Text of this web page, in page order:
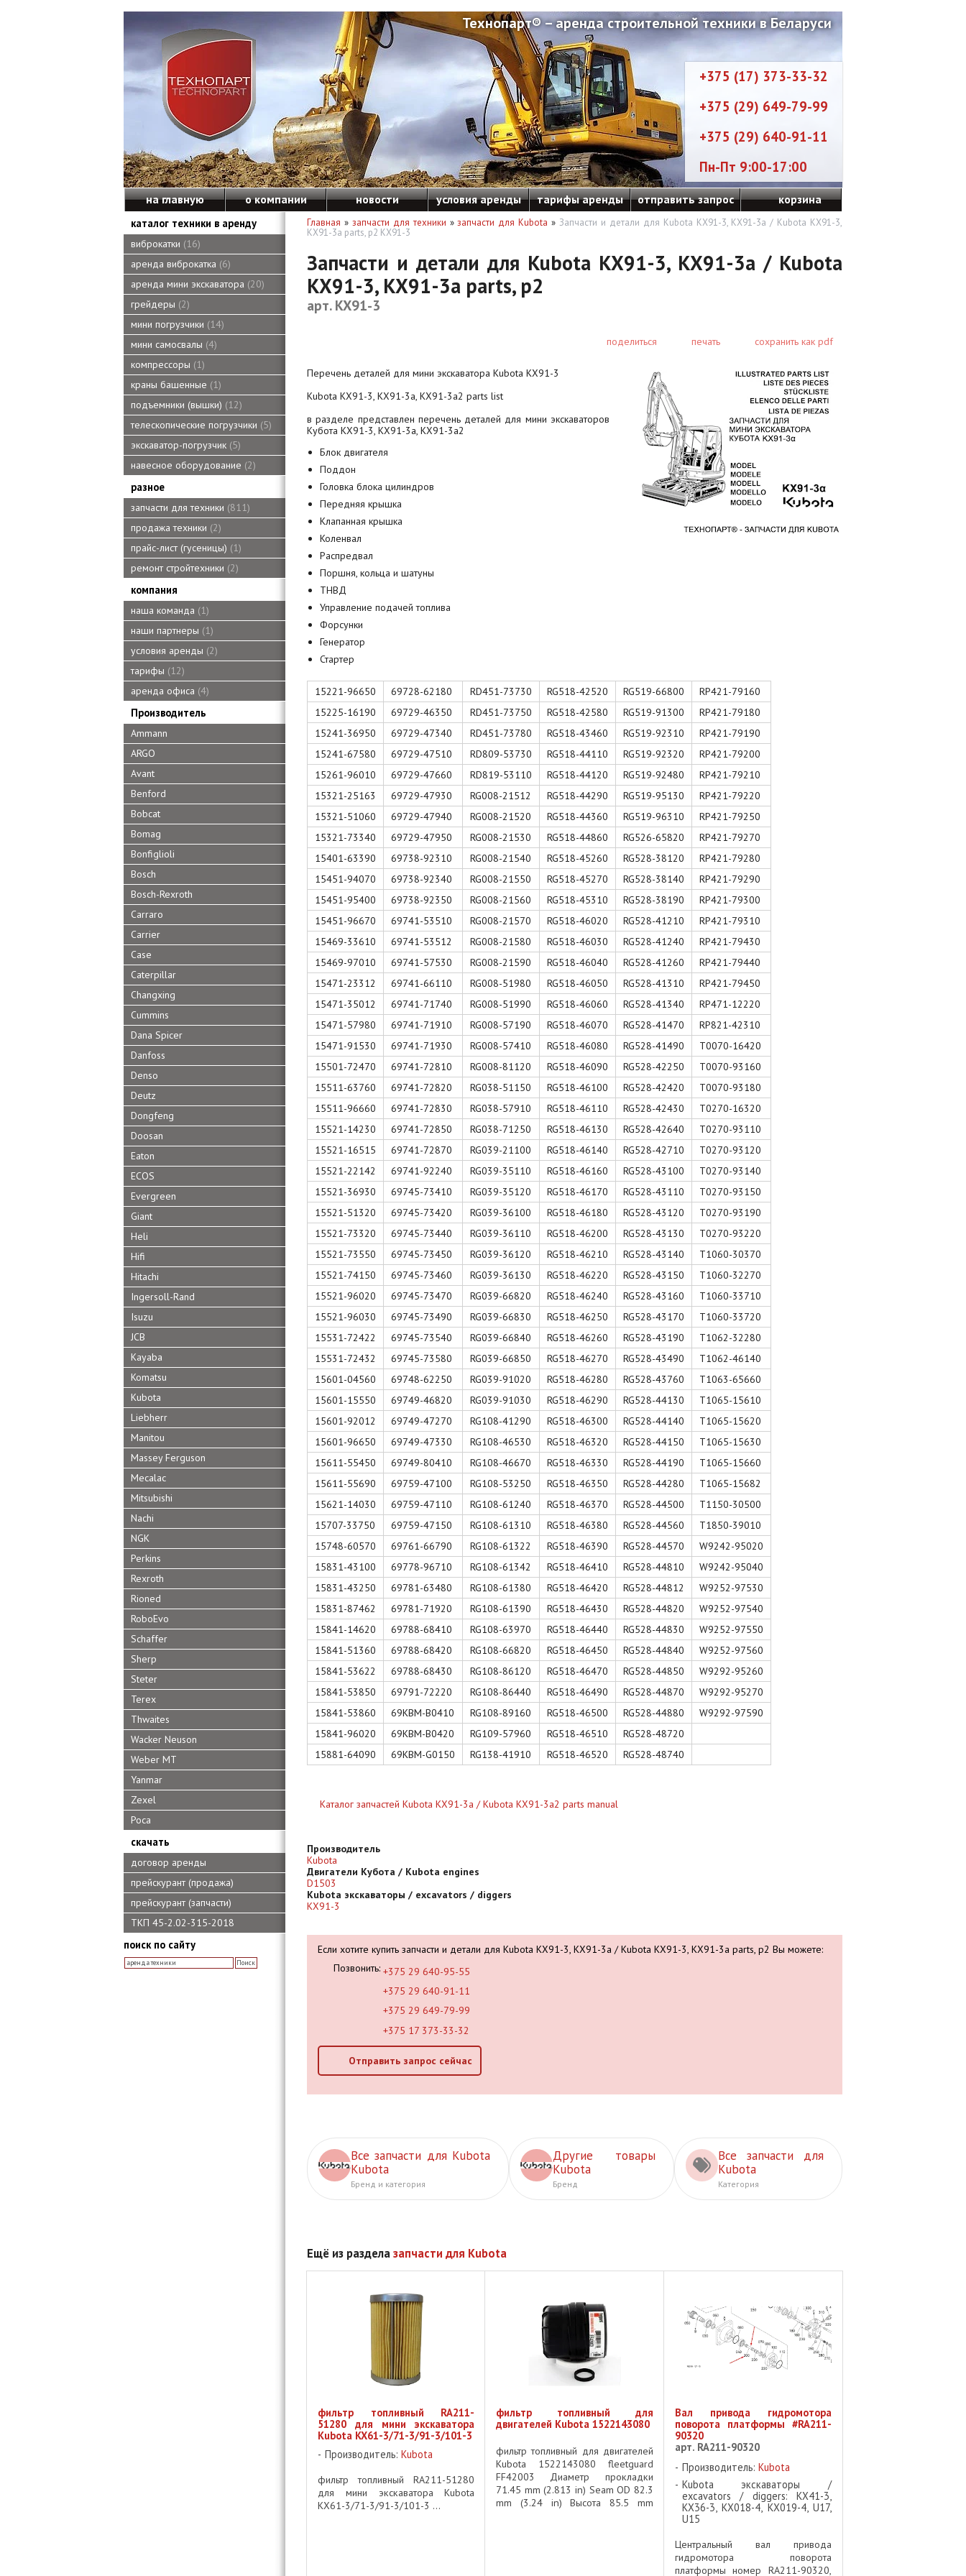
Технопарт® – аренда строительной техники в Беларуси
+375 (17) 373-33-32
+375 (29) 649-79-99
+375 (29) 640-91-11
Пн-Пт 9:00-17:00
на главную о компании новости условия аренды тарифы аренды отправить запрос корзина
каталог техники в аренду
виброкатки
16
аренда виброкатка 6
аренда мини экскаватора 20
грейдеры 2
мини погрузчики
14
мини самосвалы 4
компрессоры
1
краны башенные
1
подъемники (вышки)
12
телескопические погрузчики 5
экскаватор-погрузчик 5
навесное оборудование 2
разное
запчасти для техники 811
продажа техники 2
прайс-лист (гусеницы)
1
ремонт стройтехники 2
компания
наша команда
1
наши партнеры
1
условия аренды 2
тарифы
12
аренда офиса 4
Производитель
Ammann
ARGO
Avant
Benford
Bobcat
Bomag
Bonfiglioli
Bosch
Bosch-Rexroth
Carraro
Carrier
Case
Caterpillar
Changxing
Cummins
Dana Spicer
Danfoss
Denso
Deutz
Dongfeng
Doosan
Eaton
ECOS
Evergreen
Giant
Heli
Hifi
Hitachi
Ingersoll-Rand
Isuzu
JCB
Kayaba
Komatsu
Kubota
Liebherr
Manitou
Massey Ferguson
Mecalac
Mitsubishi
Nachi
NGK
Perkins
Rexroth
Rioned
RoboEvo
Schaffer
Sherp
Steter
Terex
Thwaites
Wacker Neuson
Weber MT
Yanmar
Zexel
Роса
скачать
договор аренды
прейскурант (продажа)
прейскурант (запчасти)
ТКП 45-2.02-315-2018
поиск по сайту
Главная » запчасти для техники » запчасти для Kubota » Запчасти и детали для Kubota KX91-3, KX91-3a / Kubota KX91-3,
KX91-3a parts, p2 KX91-3
Запчасти и детали для Kubota KX91-3, KX91-3a / Kubota
KX91-3, KX91-3a parts, p2
арт. KX91-3
поделиться печать сохранить как pdf
Перечень деталей для мини экскаватора Kubota KX91-3
Kubota KX91-3, KX91-3a, KX91-3a2 parts list
в разделе представлен перечень деталей для мини экскаваторов
Кубота KX91-3, KX91-3a, KX91-3a2
Блок двигателя
Поддон
Головка блока цилиндров
Передняя крышка
Клапанная крышка
Коленвал
Распредвал
Поршня, кольца и шатуны
ТНВД
Управление подачей топлива
Форсунки
Генератор
Стартер
15221-96650 69728-62180 RD451-73730 RG518-42520 RG519-66800
RP421-79160
15225-16190
69729-46350 RD451-73750 RG518-42580 RG519-91300
RP421-79180
15241-36950
69729-47340 RD451-73780 RG518-43460 RG519-92310
RP421-79190
15241-67580
69729-47510 RD809-53730 RG518-44110 RG519-92320
RP421-79200
15261-96010
69729-47660 RD819-53110 RG518-44120 RG519-92480
RP421-79210
15321-25163
69729-47930 RG008-21512 RG518-44290 RG519-95130
RP421-79220
15321-51060
69729-47940 RG008-21520 RG518-44360 RG519-96310
RP421-79250
15321-73340
69729-47950 RG008-21530 RG518-44860 RG526-65820
RP421-79270
15401-63390
69738-92310 RG008-21540 RG518-45260 RG528-38120
RP421-79280
15451-94070
69738-92340 RG008-21550 RG518-45270 RG528-38140
RP421-79290
15451-95400
69738-92350 RG008-21560 RG518-45310 RG528-38190
RP421-79300
15451-96670
69741-53510 RG008-21570 RG518-46020 RG528-41210
RP421-79310
15469-33610
69741-53512 RG008-21580 RG518-46030 RG528-41240
RP421-79430
15469-97010
69741-57530 RG008-21590 RG518-46040 RG528-41260
RP421-79440
15471-23312
69741-66110 RG008-51980 RG518-46050 RG528-41310
RP421-79450
15471-35012
69741-71740 RG008-51990 RG518-46060 RG528-41340
RP471-12220
15471-57980
69741-71910 RG008-57190 RG518-46070 RG528-41470
RP821-42310
15471-91530
69741-71930 RG008-57410 RG518-46080 RG528-41490
T0070-16420
15501-72470
69741-72810 RG008-81120 RG518-46090 RG528-42250
T0070-93160
15511-63760
69741-72820 RG038-51150 RG518-46100 RG528-42420
T0070-93180
15511-96660
69741-72830 RG038-57910 RG518-46110 RG528-42430
T0270-16320
15521-14230
69741-72850 RG038-71250 RG518-46130 RG528-42640
T0270-93110
15521-16515
69741-72870 RG039-21100 RG518-46140 RG528-42710
T0270-93120
15521-22142
69741-92240 RG039-35110 RG518-46160 RG528-43100
T0270-93140
15521-36930
69745-73410 RG039-35120 RG518-46170 RG528-43110
T0270-93150
15521-51320
69745-73420 RG039-36100 RG518-46180 RG528-43120
T0270-93190
15521-73320
69745-73440 RG039-36110 RG518-46200 RG528-43130
T0270-93220
15521-73550
69745-73450 RG039-36120 RG518-46210 RG528-43140
T1060-30370
15521-74150
69745-73460 RG039-36130 RG518-46220 RG528-43150
T1060-32270
15521-96020
69745-73470 RG039-66820 RG518-46240 RG528-43160
T1060-33710
15521-96030
69745-73490 RG039-66830 RG518-46250 RG528-43170
T1060-33720
15531-72422
69745-73540 RG039-66840 RG518-46260 RG528-43190
T1062-32280
15531-72432
69745-73580 RG039-66850 RG518-46270 RG528-43490
T1062-46140
15601-04560
69748-62250 RG039-91020 RG518-46280 RG528-43760
T1063-65660
15601-15550
69749-46820 RG039-91030 RG518-46290 RG528-44130
T1065-15610
15601-92012
69749-47270 RG108-41290 RG518-46300 RG528-44140
T1065-15620
15601-96650
69749-47330 RG108-46530 RG518-46320 RG528-44150
T1065-15630
15611-55450
69749-80410 RG108-46670 RG518-46330 RG528-44190
T1065-15660
15611-55690
69759-47100 RG108-53250 RG518-46350 RG528-44280
T1065-15682
15621-14030
69759-47110 RG108-61240 RG518-46370 RG528-44500
T1150-30500
15707-33750
69759-47150 RG108-61310 RG518-46380 RG528-44560
T1850-39010
15748-60570
69761-66790 RG108-61322 RG518-46390 RG528-44570
W9242-95020
15831-43100
69778-96710 RG108-61342 RG518-46410 RG528-44810
W9242-95040
15831-43250
69781-63480 RG108-61380 RG518-46420 RG528-44812
W9252-97530
15831-87462
69781-71920 RG108-61390 RG518-46430 RG528-44820
W9252-97540
15841-14620
69788-68410 RG108-63970 RG518-46440 RG528-44830
W9252-97550
15841-51360
69788-68420 RG108-66820 RG518-46450 RG528-44840
W9252-97560
15841-53622
69788-68430 RG108-86120 RG518-46470 RG528-44850
W9292-95260
15841-53850
69791-72220 RG108-86440 RG518-46490 RG528-44870
W9292-95270
15841-53860
69KBM-B0410 RG108-89160 RG518-46500 RG528-44880
W9292-97590
15841-96020
69KBM-B0420 RG109-57960 RG518-46510
RG528-48720
15881-64090
69KBM-G0150 RG138-41910 RG518-46520 RG528-48740
Каталог запчастей Kubota KX91-3a / Kubota KX91-3a2 parts manual
Производитель
Kubota
Двигатели Кубота / Kubota engines
D1503
Kubota экскаваторы / excavators / diggers
KX91-3
Если хотите купить запчасти и детали для Kubota KX91-3, KX91-3a / Kubota KX91-3, KX91-3a parts, p2 Вы можете:
Позвонить: +375 29 640-95-55
+375 29 640-91-11
+375 29 649-79-99
+375 17 373-33-32
Отправить запрос сейчас
Все запчасти для Kubota
Kubota
Бренд и категория
Другие товары
Kubota
Бренд
Все запчасти для
Kubota
Категория
Ещё из разделазапчасти для Kubota
фильтр топливный RA211-
51280 для мини экскаватора
Kubota KX61-3/71-3/91-3/101-3
Производитель: Kubota
фильтр топливный RA211-51280
для мини экскаватора Kubota
KX61-3/71-3/91-3/101-3 ...
фильтр топливный для
двигателей Kubota 1522143080
фильтр топливный для двигателей
Kubota 1522143080 fleetguard
FF42003 Диаметр прокладки
71.45 mm (2.813 in) Seam OD 82.3
mm (3.24 in) Высота 85.5 mm
Вал привода гидромотора
поворота платформы #RA211-
90320
арт. RA211-90320
Производитель: Kubota
Kubota экскаваторы /
excavators / diggers: KX41-3,
KX36-3, KX018-4, KX019-4, U17,
U15
Центральный вал привода
гидромотора поворота
платформы номер RA211-90320,